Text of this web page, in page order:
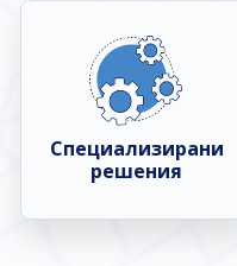
Специализирани
решения